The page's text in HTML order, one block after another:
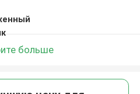
больше